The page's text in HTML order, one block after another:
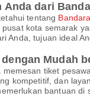
dari
tentang
kota semarak
Anda, tujuan ideal
Mudah
tiket
kompetitif, dan
bantuan